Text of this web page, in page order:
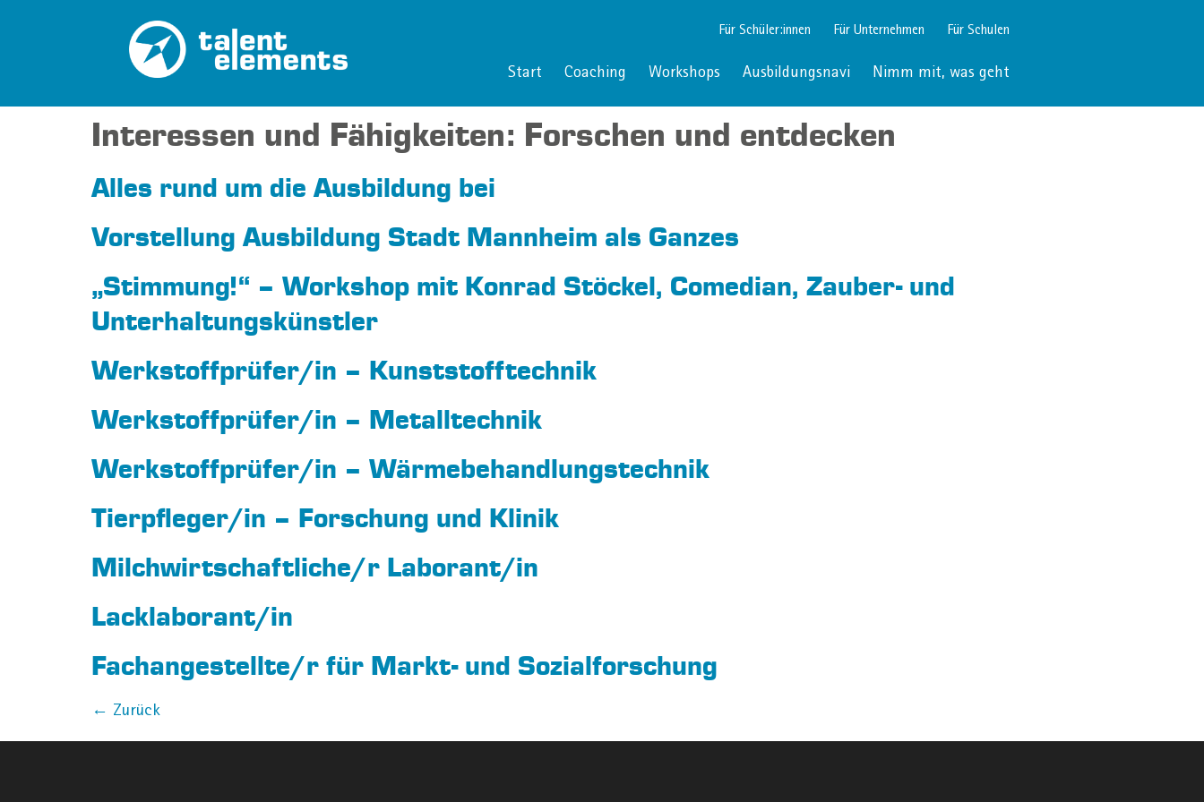
Für Schüler:innen Für Unternehmen Für Schulen
Start Coaching Workshops Ausbildungsnavi Nimm mit, was geht
Interessen und Fähigkeiten: Forschen und entdecken
Alles rund um die Ausbildung bei
Vorstellung Ausbildung Stadt Mannheim als Ganzes
„Stimmung!“ – Workshop mit Konrad Stöckel, Comedian, Zauber- und
Unterhaltungskünstler
Werkstoffprüfer/in – Kunststofftechnik
Werkstoffprüfer/in – Metalltechnik
Werkstoffprüfer/in – Wärmebehandlungstechnik
Tierpfleger/in – Forschung und Klinik
Milchwirtschaftliche/r Laborant/in
Lacklaborant/in
Fachangestellte/r für Markt- und Sozialforschung
← Zurück